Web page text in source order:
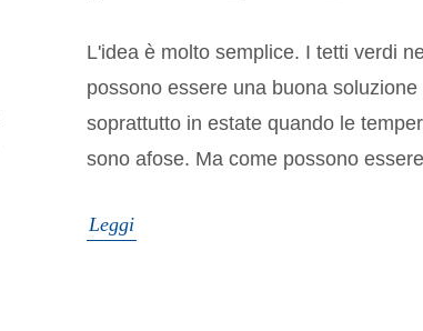
L'idea è molto semplice. I tetti verdi
possono essere una buona
soprattutto in estate quando le
sono afose. Ma come possono
Leggi